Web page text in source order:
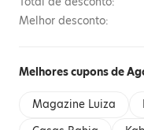
Melhor desconto:
Melhores cupons de
Magazine Luiza